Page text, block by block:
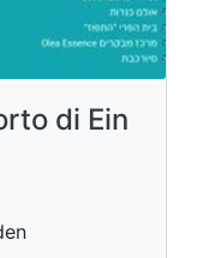
di Ein